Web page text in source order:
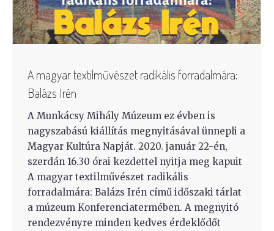
A magyar textilművészet radikális forradalmára:
Balázs Irén
A Munkácsy Mihály Múzeum ez évben is
nagyszabású kiállítás megnyitásával ünnepli a
Magyar Kultúra Napját. 2020. január 22-én,
szerdán 16.30 órai kezdettel nyitja meg kapuit
A magyar textilművészet radikális
forradalmára: Balázs Irén című időszaki tárlat
a múzeum Konferenciatermében. A megnyitó
rendezvényre minden kedves érdeklődőt